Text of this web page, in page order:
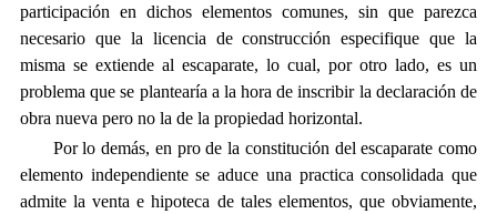
participación en dichos elementos comunes, sin que parezca
necesario que la licencia de construcción especifique que la
misma se extiende al escaparate, lo cual, por otro lado, es un
problema que se plantearía a la hora de inscribir la declaración de
obra nueva pero no la de la propiedad horizontal.
Por lo demás, en pro de la constitución del escaparate como
elemento independiente se aduce una practica consolidada que
admite la venta e hipoteca de tales elementos, que obviamente,